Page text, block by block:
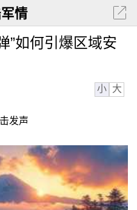
情
”如何引爆区域安
小 大
发声